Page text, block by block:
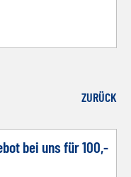
ZURÜCK
bei uns für 100,-